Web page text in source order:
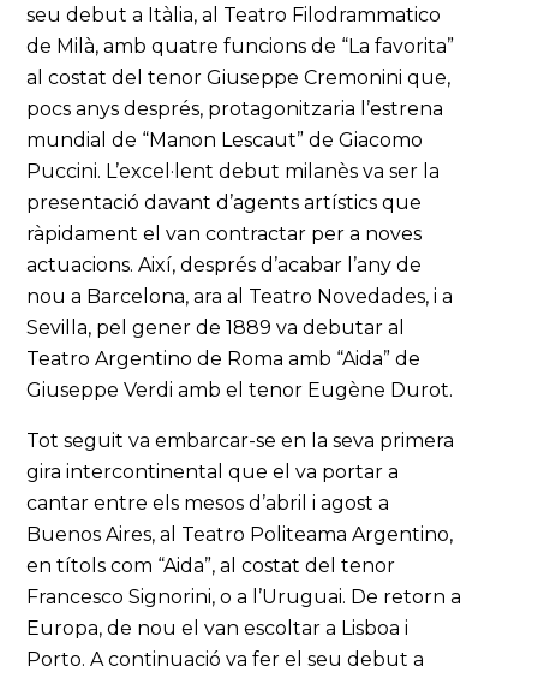
seu debut a Itàlia, al Teatro Filodrammatico
de Milà, amb quatre funcions de “La favorita”
al costat del tenor Giuseppe Cremonini que,
pocs anys després, protagonitzaria l’estrena
mundial de “Manon Lescaut” de Giacomo
Puccini. L’excel·lent debut milanès va ser la
presentació davant d’agents artístics que
ràpidament el van contractar per a noves
actuacions. Així, després d’acabar l’any de
nou a Barcelona, ara al Teatro Novedades, i a
Sevilla, pel gener de 1889 va debutar al
Teatro Argentino de Roma amb “Aida” de
Giuseppe Verdi amb el tenor Eugène Durot.
Tot seguit va embarcar-se en la seva primera
gira intercontinental que el va portar a
cantar entre els mesos d’abril i agost a
Buenos Aires, al Teatro Politeama Argentino,
en títols com “Aida”, al costat del tenor
Francesco Signorini, o a l’Uruguai. De retorn a
Europa, de nou el van escoltar a Lisboa i
Porto. A continuació va fer el seu debut a